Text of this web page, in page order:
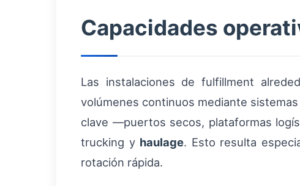
Capacidades
Las instalaciones de fulfillment
volúmenes continuos mediante
clave —puertos secos, plataformas
trucking y haulage. Esto resulta
rotación rápida.